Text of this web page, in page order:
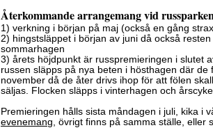
Återkommande arrangemang vid
1) verkning i början på maj (också en gång
2) hingstsläppet i början av juni då också
sommarhagen
3) årets höjdpunkt är russpremieringen i slutet
russen släpps på nya beten i hösthagen där de
november då de åter drivs ihop för att fölen
säljas. Flocken släpps i vinterhagen och
Premieringen hålls sista måndagen i juli, kika i
evenemang, övrigt finns på samma ställe, eller